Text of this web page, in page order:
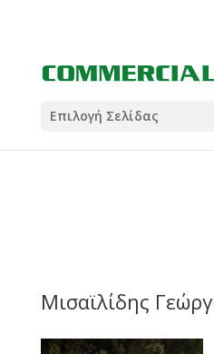
Coral
5
Επιλογή Σελίδας
Μισαϊλίδης